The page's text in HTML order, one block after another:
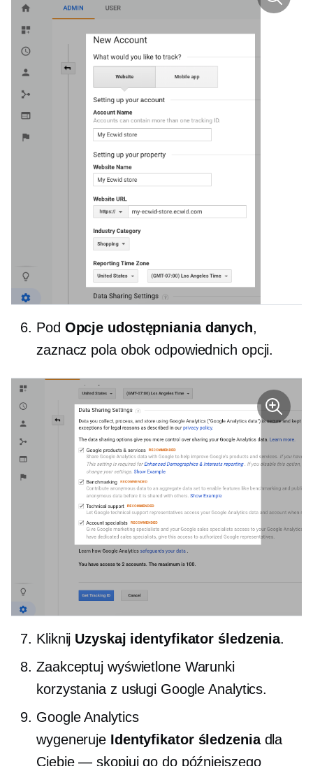
Pod Opcje udostępniania danych,
zaznacz pola obok odpowiednich opcji.
Kliknij Uzyskaj identyfikator śledzenia.
Zaakceptuj wyświetlone Warunki
korzystania z usługi Google Analytics.
Google Analytics
wygeneruje Identyfikator śledzeniadla
Ciebie — skopiuj go do późniejszego